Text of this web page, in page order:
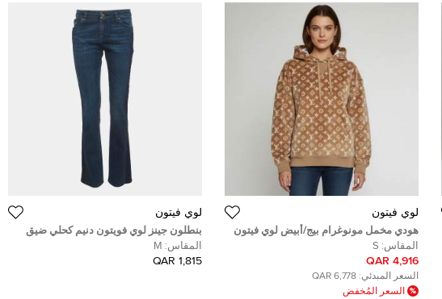
لوي فيتون
هودي مخمل مونوغرام بيج/أبيض لوي فيتون
مقاس صغير (سمول)
المقاس: S
4,916 QAR
السعر المبدئي: 6,778 QAR
السعر المُخفض
لوي فيتون
بنطلون جينز لوي فويتون دنيم كحلي ضيق
مقاس وسط 30 بوصة
المقاس: M
1,815 QAR